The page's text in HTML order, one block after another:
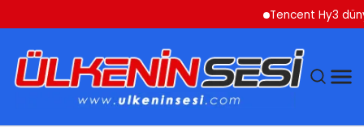
Tencent Hy3 dünya